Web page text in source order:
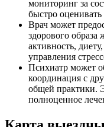
мониторинг за
быстро
Врач может
здорового
активность,
управления
Психиатр может
координация с
общей практики.
полноценное